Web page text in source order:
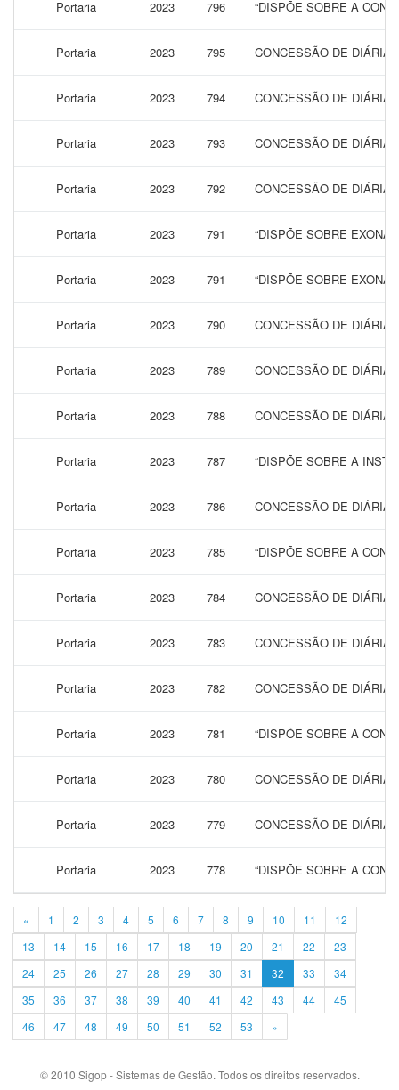
Portaria 2023 796 “DISPÕE SOBRE A
Portaria 2023 795 CONCESSÃO DE
Portaria 2023 794 CONCESSÃO DE
Portaria 2023 793 CONCESSÃO DE
Portaria 2023 792 CONCESSÃO DE
Portaria 2023 791 “DISPÕE SOBRE
Portaria 2023 791 “DISPÕE SOBRE
Portaria 2023 790 CONCESSÃO DE
Portaria 2023 789 CONCESSÃO DE
Portaria 2023 788 CONCESSÃO DE
Portaria 2023 787 “DISPÕE SOBRE A
Portaria 2023 786 CONCESSÃO DE
Portaria 2023 785 “DISPÕE SOBRE A
Portaria 2023 784 CONCESSÃO DE
Portaria 2023 783 CONCESSÃO DE
Portaria 2023 782 CONCESSÃO DE
Portaria 2023 781 “DISPÕE SOBRE A
Portaria 2023 780 CONCESSÃO DE
Portaria 2023 779 CONCESSÃO DE
Portaria 2023 778 “DISPÕE SOBRE A
« 1 2 3 4 5 6 7 8 9 10 11
12
13
14 15 16 17 18 19 20 21 22
23
24
25 26 27 28 29 30 31 32 33
34
35
36 37 38 39 40 41 42 43 44
45
46
47 48 49 50 51 52 53 »
© 2010 Sigop - Sistemas de Gestão. Todos os direitos reservados.